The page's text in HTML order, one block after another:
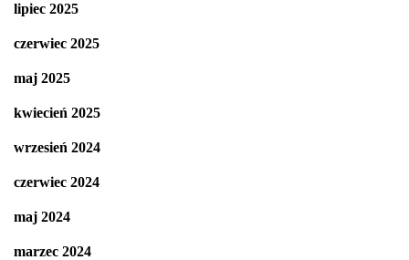
lipiec 2025
czerwiec 2025
maj 2025
kwiecień 2025
wrzesień 2024
czerwiec 2024
maj 2024
marzec 2024